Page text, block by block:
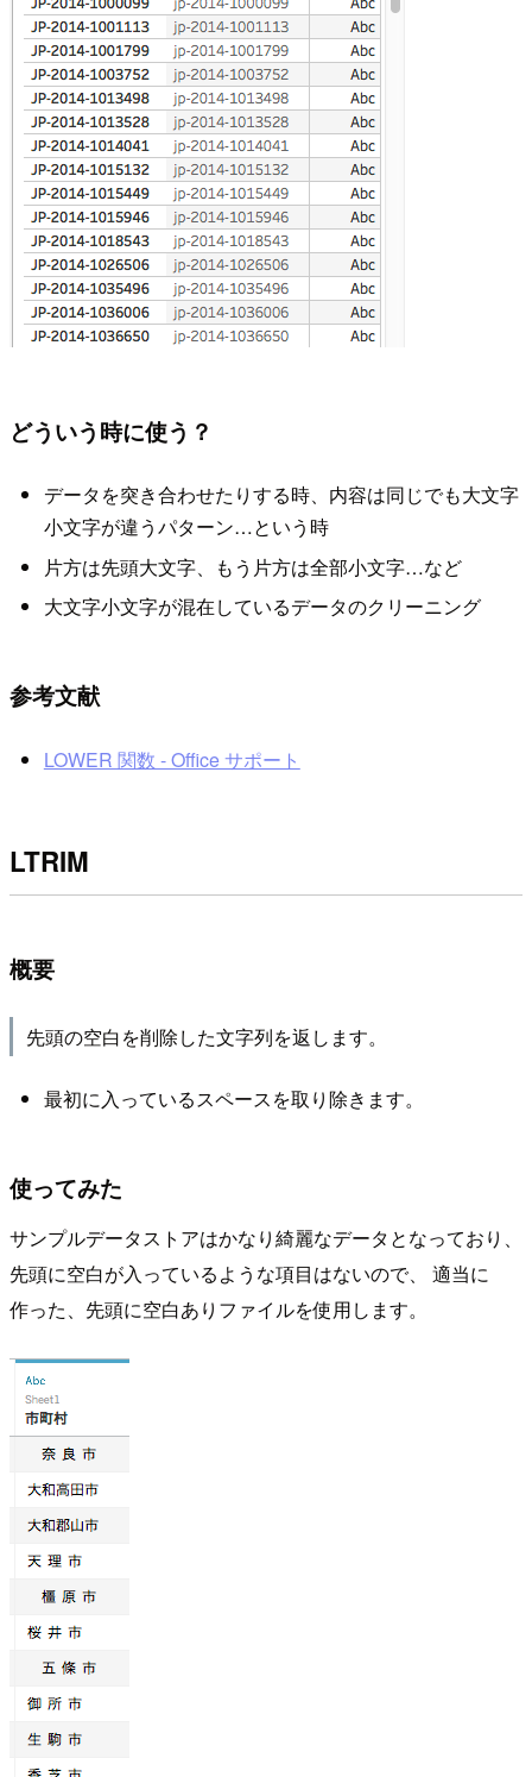
どういう時に使う？
データを突き合わせたりする時、内容は同じでも大文字
小文字が違うパターン…という時
片方は先頭大文字、もう片方は全部小文字…など
大文字小文字が混在しているデータのクリーニング
参考文献
LOWER 関数 - Office サポート
LTRIM
概要
先頭の空白を削除した文字列を返します。
最初に入っているスペースを取り除きます。
使ってみた
サンプルデータストアはかなり綺麗なデータとなっており、
先頭に空白が入っているような項目はないので、 適当に
作った、先頭に空白ありファイルを使用します。